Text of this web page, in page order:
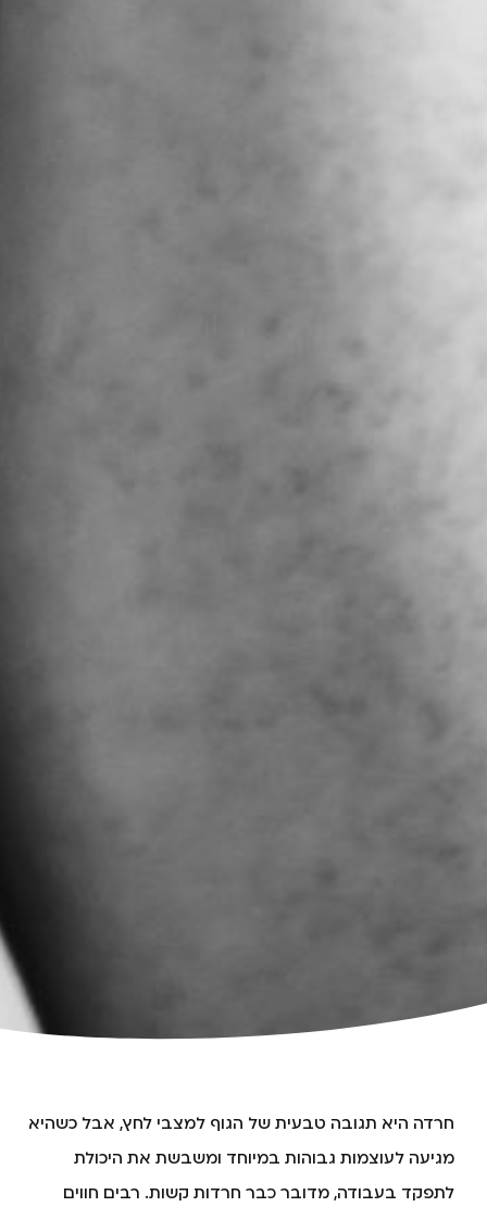
חרדה היא תגובה טבעית של הגוף למצבי לחץ, אבל כשהיא
מגיעה לעוצמות גבוהות במיוחד ומשבשת את היכולת
לתפקד בעבודה, מדובר כבר חרדות קשות. רבים חווים